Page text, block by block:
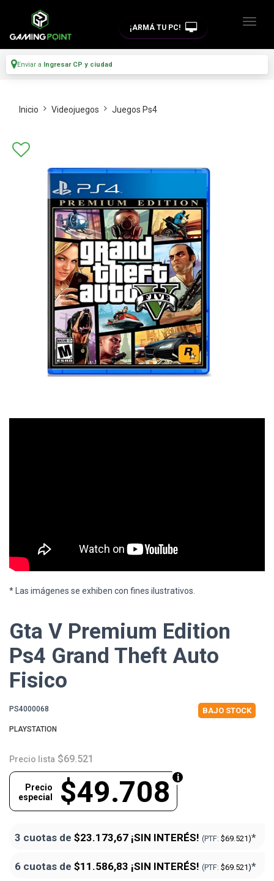
¡ARMÁ TU PC!
Enviar a Ingresar CP y ciudad
Inicio Videojuegos Juegos Ps4
* Las imágenes se exhiben con fines ilustrativos.
Gta V Premium Edition
Ps4 Grand Theft Auto
Fisico
PS4000068 BAJO STOCK
PLAYSTATION
Precio lista $69.521
$49.708
Precio
especial
3 cuotas de $23.173,67 ¡SIN INTERÉS! (PTF: $69.521)*
6 cuotas de $11.586,83 ¡SIN INTERÉS! (PTF: $69.521)*